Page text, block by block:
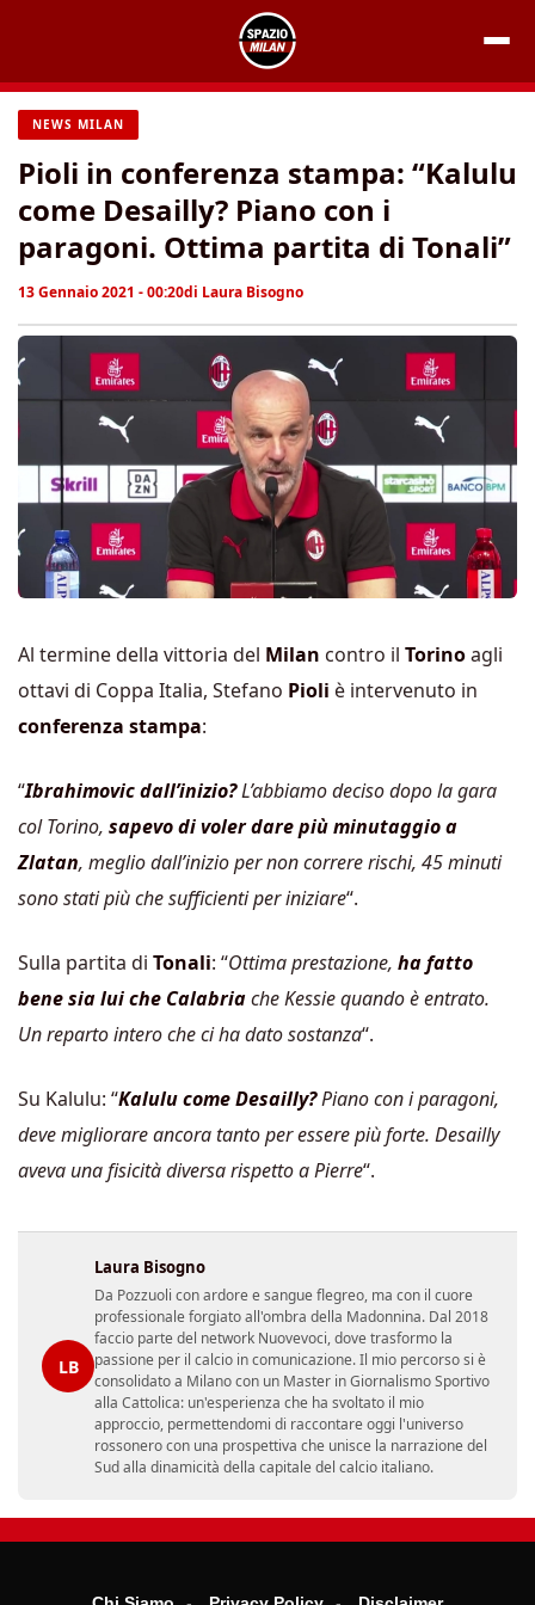
contenuto
NEWS MILAN
Pioli in conferenza stampa: “Kalulu
come Desailly? Piano con i
paragoni. Ottima partita di Tonali”
13 Gennaio 2021 - 00:20di Laura Bisogno
Al termine della vittoria del Milan contro il Torinoagli
ottavi di Coppa Italia, Stefano Pioli è intervenuto in
conferenza stampa:
“Ibrahimovic dall’inizio?L’abbiamo deciso dopo la gara
col Torino, sapevo di voler dare più minutaggio a
Zlatan, meglio dall’inizio per non correre rischi, 45 minuti
sono stati più che sufficienti per iniziare“.
Sulla partita di Tonali: “Ottima prestazione, ha fatto
bene sia lui che Calabriache Kessie quando è entrato.
Un reparto intero che ci ha dato sostanza“.
Su Kalulu: “Kalulu come Desailly?Piano con i paragoni,
deve migliorare ancora tanto per essere più forte. Desailly
aveva una fisicità diversa rispetto a Pierre“.
LB
Laura Bisogno
Da Pozzuoli con ardore e sangue flegreo, ma con il cuore
professionale forgiato all'ombra della Madonnina. Dal 2018
faccio parte del network Nuovevoci, dove trasformo la
passione per il calcio in comunicazione. Il mio percorso si è
consolidato a Milano con un Master in Giornalismo Sportivo
alla Cattolica: un'esperienza che ha svoltato il mio
approccio, permettendomi di raccontare oggi l'universo
rossonero con una prospettiva che unisce la narrazione del
Sud alla dinamicità della capitale del calcio italiano.